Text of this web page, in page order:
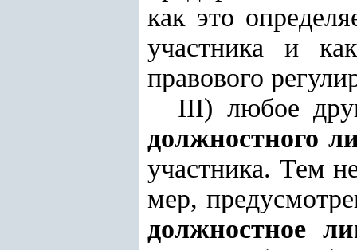
как это
участника и
правового
III) любое
должностного
участника. Тем
мер,
должностное